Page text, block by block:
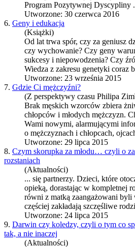
Program Pozytywnej Dyscypliny
Utworzone: 30 czerwca 2016
6. Geny i edukacja
(Książki)
Od lat trwa spór, czy za geniusz
czy wychowanie? Czy geny
sukcesy i niepowodzenia? Czy
Wiedza z zakresu genetyki coraz
Utworzone: 23 września 2015
7. Gdzie Ci mężczyźni?
(Z perspektywy czasu Philipa
Brak męskich wzorców zbiera
chłopców i młodych mężczyzn.
Wami nowymi, alarmującymi
o mężczyznach i chłopcach,
Utworzone: 29 lipca 2015
8. Czym skorupka za młodu… czyli o
rozstaniach
(Aktualności)
... się partnerzy. Dzieci, które
opieką, dorastając w kompletnej
równi z matką zaangażowani byli
częściej zakładają szczęśliwe
Utworzone: 24 lipca 2015
9. Darwin czy koledzy, czyli o tym co
tak, a nie inaczej
(Aktualności)